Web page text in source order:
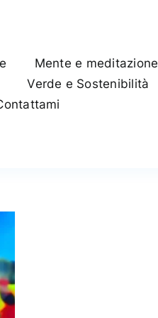
Mente e meditazione
Verde e Sostenibilità